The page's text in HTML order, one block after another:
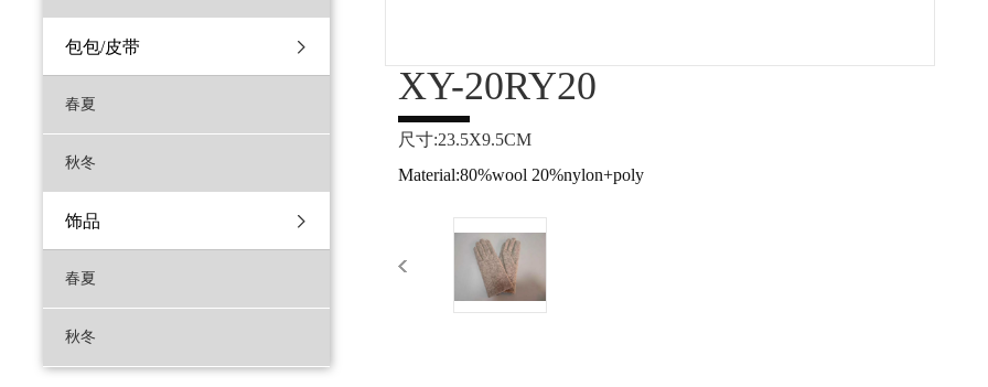
包包/皮带
春夏
秋冬
饰品
春夏
秋冬
XY-20RY20
尺寸:23.5X9.5CM
Material:80%wool 20%nylon+poly